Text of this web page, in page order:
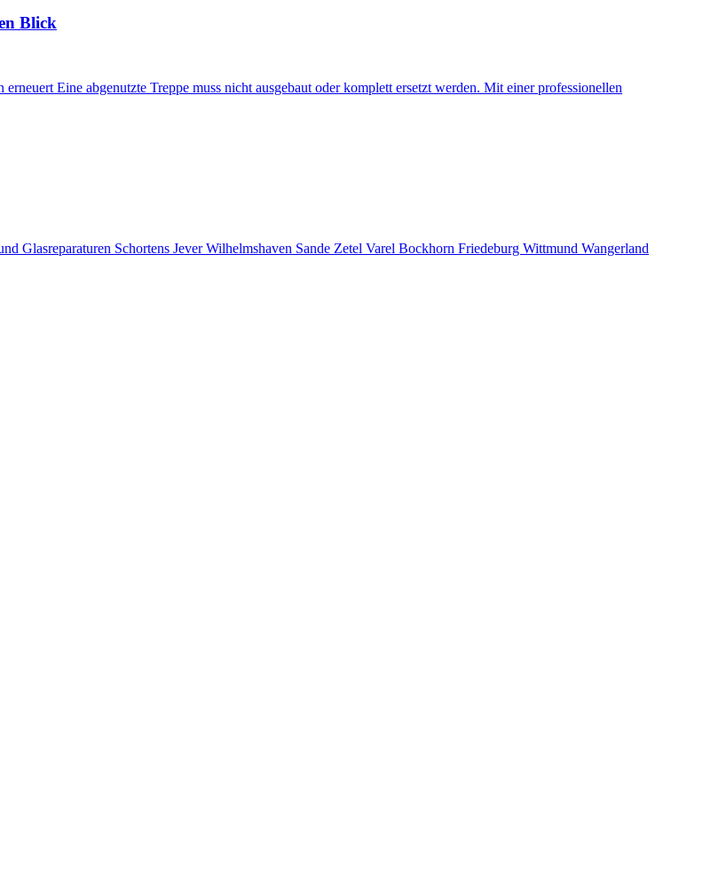
Blick
Eine abgenutzte Treppe muss nicht ausgebaut oder komplett ersetzt werden. Mit einer professionellen
Glasreparaturen Schortens Jever Wilhelmshaven Sande Zetel Varel Bockhorn Friedeburg Wittmund Wangerland